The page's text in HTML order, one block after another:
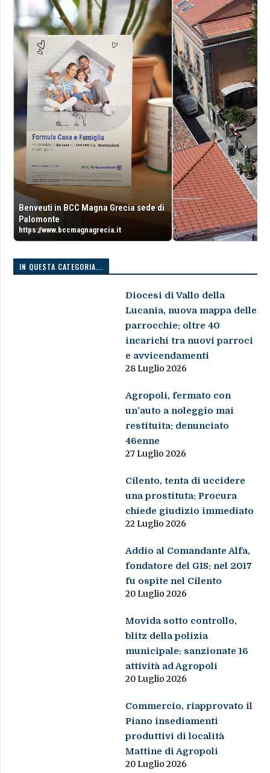
Benveuti in BCC Magna Grecia sede di
Palomonte
https://www.bccmagnagrecia.it
IN QUESTA CATEGORIA...
Diocesi di Vallo della
Lucania, nuova mappa delle
parrocchie: oltre 40
incarichi tra nuovi parroci
e avvicendamenti
28 Luglio 2026
Agropoli, fermato con
un’auto a noleggio mai
restituita: denunciato
46enne
27 Luglio 2026
Cilento, tenta di uccidere
una prostituta: Procura
chiede giudizio immediato
22 Luglio 2026
Addio al Comandante Alfa,
fondatore del GIS: nel 2017
fu ospite nel Cilento
20 Luglio 2026
Movida sotto controllo,
blitz della polizia
municipale: sanzionate 16
attività ad Agropoli
20 Luglio 2026
Commercio, riapprovato il
Piano insediamenti
produttivi di località
Mattine di Agropoli
20 Luglio 2026